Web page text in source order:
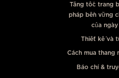
Tăng tốc trang
pháp bền vững
của
Thiết kế và
Cách mua thang
Báo chí &